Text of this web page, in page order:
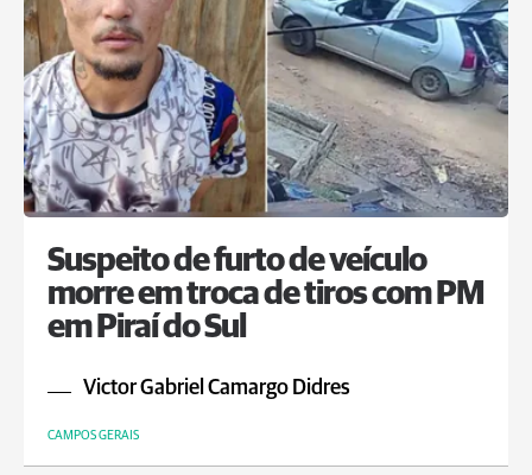
Suspeito de furto de veículo
morre em troca de tiros com PM
em Piraí do Sul
Victor Gabriel Camargo Didres
CAMPOS GERAIS